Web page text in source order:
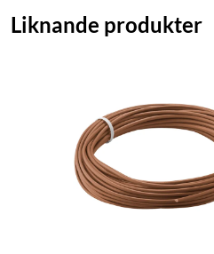
Liknande produkter